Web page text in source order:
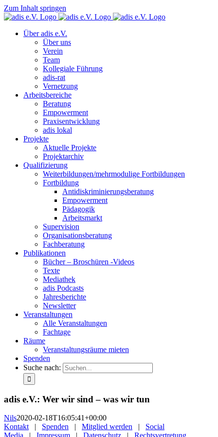
Zum Inhalt springen
Über adis e.V.
Über uns
Verein
Team
Kollegiale Führung
adis-rat
Vernetzung
Arbeitsbereiche
Beratung
Empowerment
Praxisentwicklung
adis lokal
Projekte
Aktuelle Projekte
Projektarchiv
Qualifizierung
Weiterbildungen/mehrmodulige Fortbildungen
Fortbildung
Antidiskriminierungsberatung
Empowerment
Pädagogik
Arbeitsmarkt
Supervision
Organisationsberatung
Fachberatung
Publikationen
Bücher – Broschüren -Videos
Texte
Mediathek
adis Podcasts
Jahresberichte
Newsletter
Veranstaltungen
Alle Veranstaltungen
Fachtage
Räume
Veranstaltungsräume mieten
Spenden
Suche nach:
adis e.V.: Wer wir sind – was wir tun
Nils2020-02-18T16:05:41+00:00
Kontakt| Spenden | Mitglied werden | Social